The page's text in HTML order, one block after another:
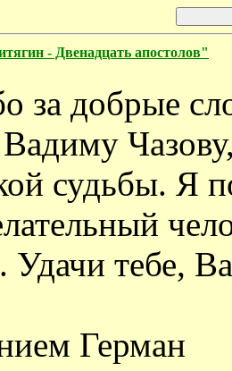
- Двенадцать апостолов"
за добрые
Вадиму
судьбы. Я
тебе,
Герман